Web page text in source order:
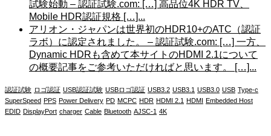
試験始動 – 認証試験.com: […] 高品位4K HDR TV、
Mobile HDR認証規格 […]...
アリオン・ジャパンは世界初のHDR10+のATC（認証
ラボ）に認定されました。 – 認証試験.com: […] 一方、
Dynamic HDRも含めて本サイトのHDMI 2.1について
の概要記事をご参考いただければと思います。 […]...
認証試験 ロゴ認証 USB認証試験 USBロゴ認証 USB3.2 USB3.1 USB3.0 USB Type-c
SuperSpeed PPS Power Delivery PD MCPC HDR HDMI 2.1 HDMI Embedded Host
EDID DisplayPort charger Cable Bluetooth AJSC-1 4K